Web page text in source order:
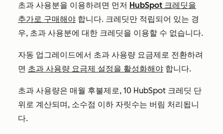
초과 사용분을 이용하려면 먼저 HubSpot 크레딧을
추가로 구매해야 합니다. 크레딧만 적립되어 있는 경
우, 초과 사용분에 대한 크레딧을 이용할 수 없습니다.
자동 업그레이드에서 초과 사용량 요금제로 전환하려
면 초과 사용량 요금제 설정을 활성화해야 합니다.
초과 사용량은 매월 후불제로, 10 HubSpot 크레딧 단
위로 계산되며, 소수점 이하 자릿수는 버림 처리됩니
다.